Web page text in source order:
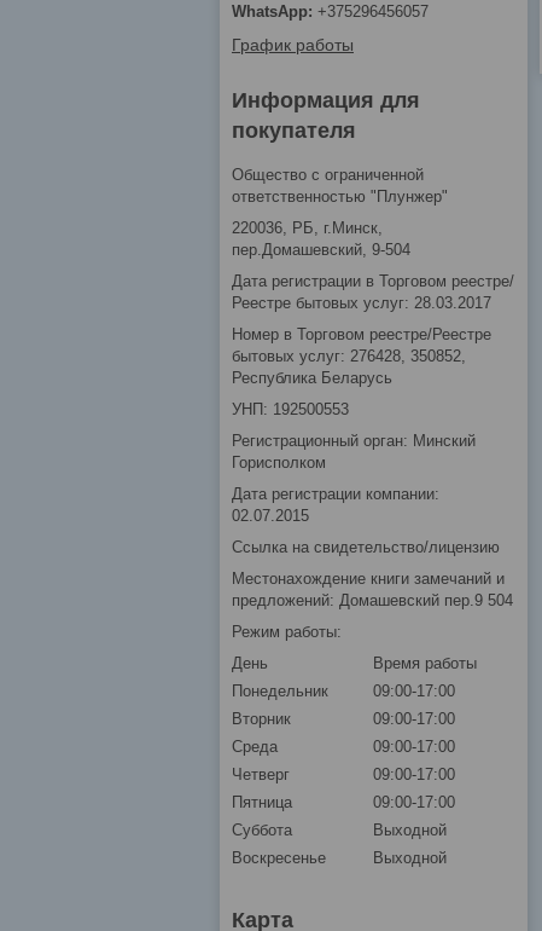
+375296456057
График работы
Информация для
покупателя
Общество с ограниченной
ответственностью "Плунжер"
220036, РБ, г.Минск,
пер.Домашевский, 9-504
Дата регистрации в Торговом реестре/
Реестре бытовых услуг: 28.03.2017
Номер в Торговом реестре/Реестре
бытовых услуг: 276428, 350852,
Республика Беларусь
УНП: 192500553
Регистрационный орган: Минский
Горисполком
Дата регистрации компании:
02.07.2015
Ссылка на свидетельство/лицензию
Местонахождение книги замечаний и
предложений: Домашевский пер.9 504
Режим работы:
День
Время работы
Понедельник
09:00-17:00
Вторник
09:00-17:00
Среда
09:00-17:00
Четверг
09:00-17:00
Пятница
09:00-17:00
Суббота
Выходной
Воскресенье
Выходной
Карта